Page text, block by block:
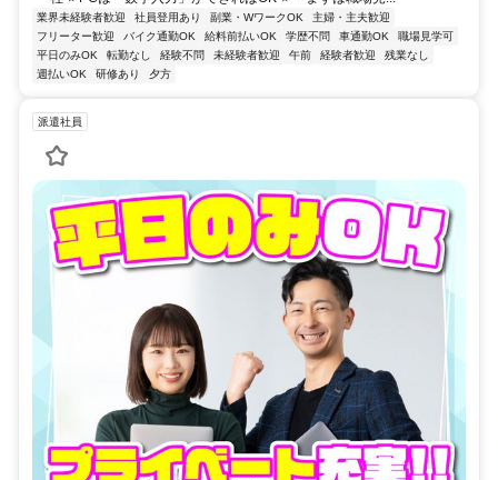
業界未経験者歓迎 社員登用あり 副業・WワークOK
主婦・主夫歓迎
フリーター歓迎
バイク通勤OK 給料前払いOK 学歴不問 車通勤OK
職場見学可
平日のみOK
転勤なし 経験不問 未経験者歓迎 午前 経験者歓迎
残業なし
週払いOK
研修あり 夕方
派遣社員